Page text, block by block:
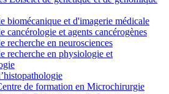
biomécanique et d'imagerie médicale
cancérologie et agents cancérogènes
recherche en neurosciences
recherche en physiologie et
de formation en Microchirurgie